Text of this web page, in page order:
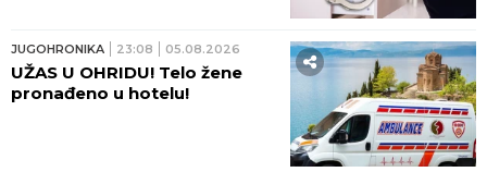
JUGOHRONIKA 23:08 05.08.2026
UŽAS U OHRIDU! Telo žene
pronađeno u hotelu!